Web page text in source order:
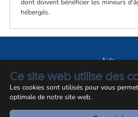
Ce site web utilise des
Les cookies sont utilisés pour vous
optimale de notre site web.
dont doivent bénéficier les mineurs
hébergés.
Aide
A propos du site
Notice légale
© CCSS 2026